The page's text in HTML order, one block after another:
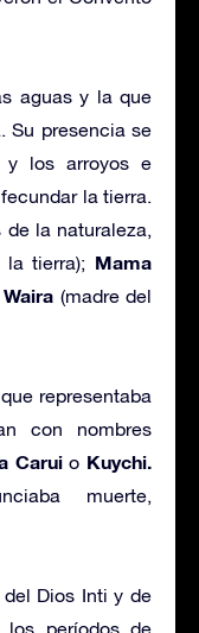
aguas y la que
Su presencia se
y los arroyos e
la tierra.
la naturaleza,
la tierra); Mama
(madre del
representaba
con nombres
Caruio Kuychi.
muerte,
Dios Inti y de
los períodos de